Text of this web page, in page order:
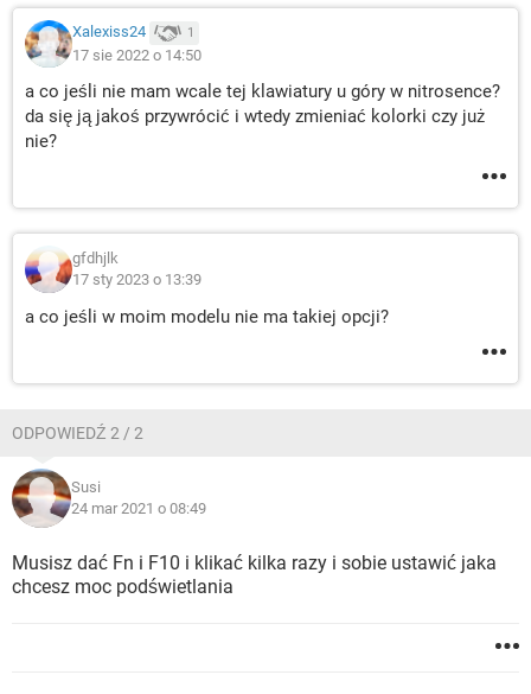
Xalexiss24 1
17 sie 2022 o 14:50
a co jeśli nie mam wcale tej klawiatury u góry w nitrosence?
da się ją jakoś przywrócić i wtedy zmieniać kolorki czy już
nie?
gfdhjlk
17 sty 2023 o 13:39
a co jeśli w moim modelu nie ma takiej opcji?
ODPOWIEDŹ 2 / 2
Susi
24 mar 2021 o 08:49
Musisz dać Fn i F10 i klikać kilka razy i sobie ustawić jaka
chcesz moc podświetlania